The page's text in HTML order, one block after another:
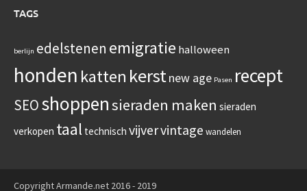
TAGS
berlijn edelstenen emigratie halloween
honden katten kerstnew age Pasen recept
SEOshoppensieraden maken sieraden
verkopen taal technisch vijvervintage wandelen
Copyright Armande.net 2016 - 2019